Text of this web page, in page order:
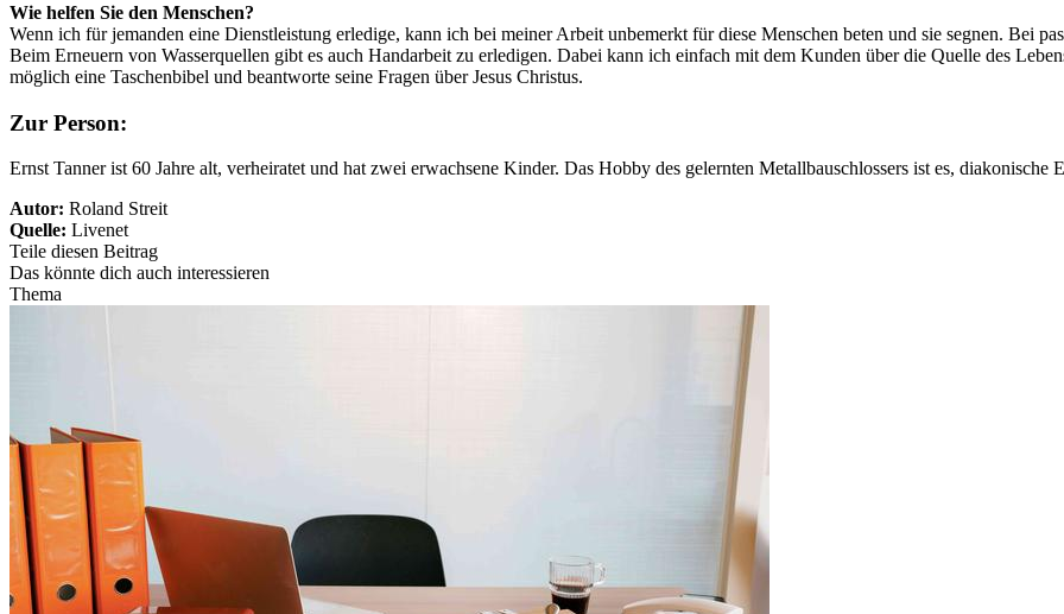
Wie helfen Sie den Menschen?
Wenn ich für jemanden eine Dienstleistung erledige, kann ich bei meiner Arbeit unbemerkt für diese Menschen beten und sie segnen. Bei
Beim Erneuern von Wasserquellen gibt es auch Handarbeit zu erledigen. Dabei kann ich einfach mit dem Kunden über die Quelle des
möglich eine Taschenbibel und beantworte seine Fragen über Jesus Christus.
Zur Person:
Ernst Tanner ist 60 Jahre alt, verheiratet und hat zwei erwachsene Kinder. Das Hobby des gelernten Metallbauschlossers ist es, diakonische
Autor: Roland Streit
Quelle: Livenet
Teile diesen Beitrag
Das könnte dich auch interessieren
Thema